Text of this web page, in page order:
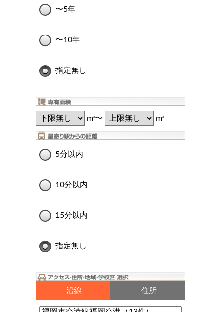
〜5年
〜10年
指定無し
m2〜 m2
5分以内
10分以内
15分以内
指定無し
沿線 住所